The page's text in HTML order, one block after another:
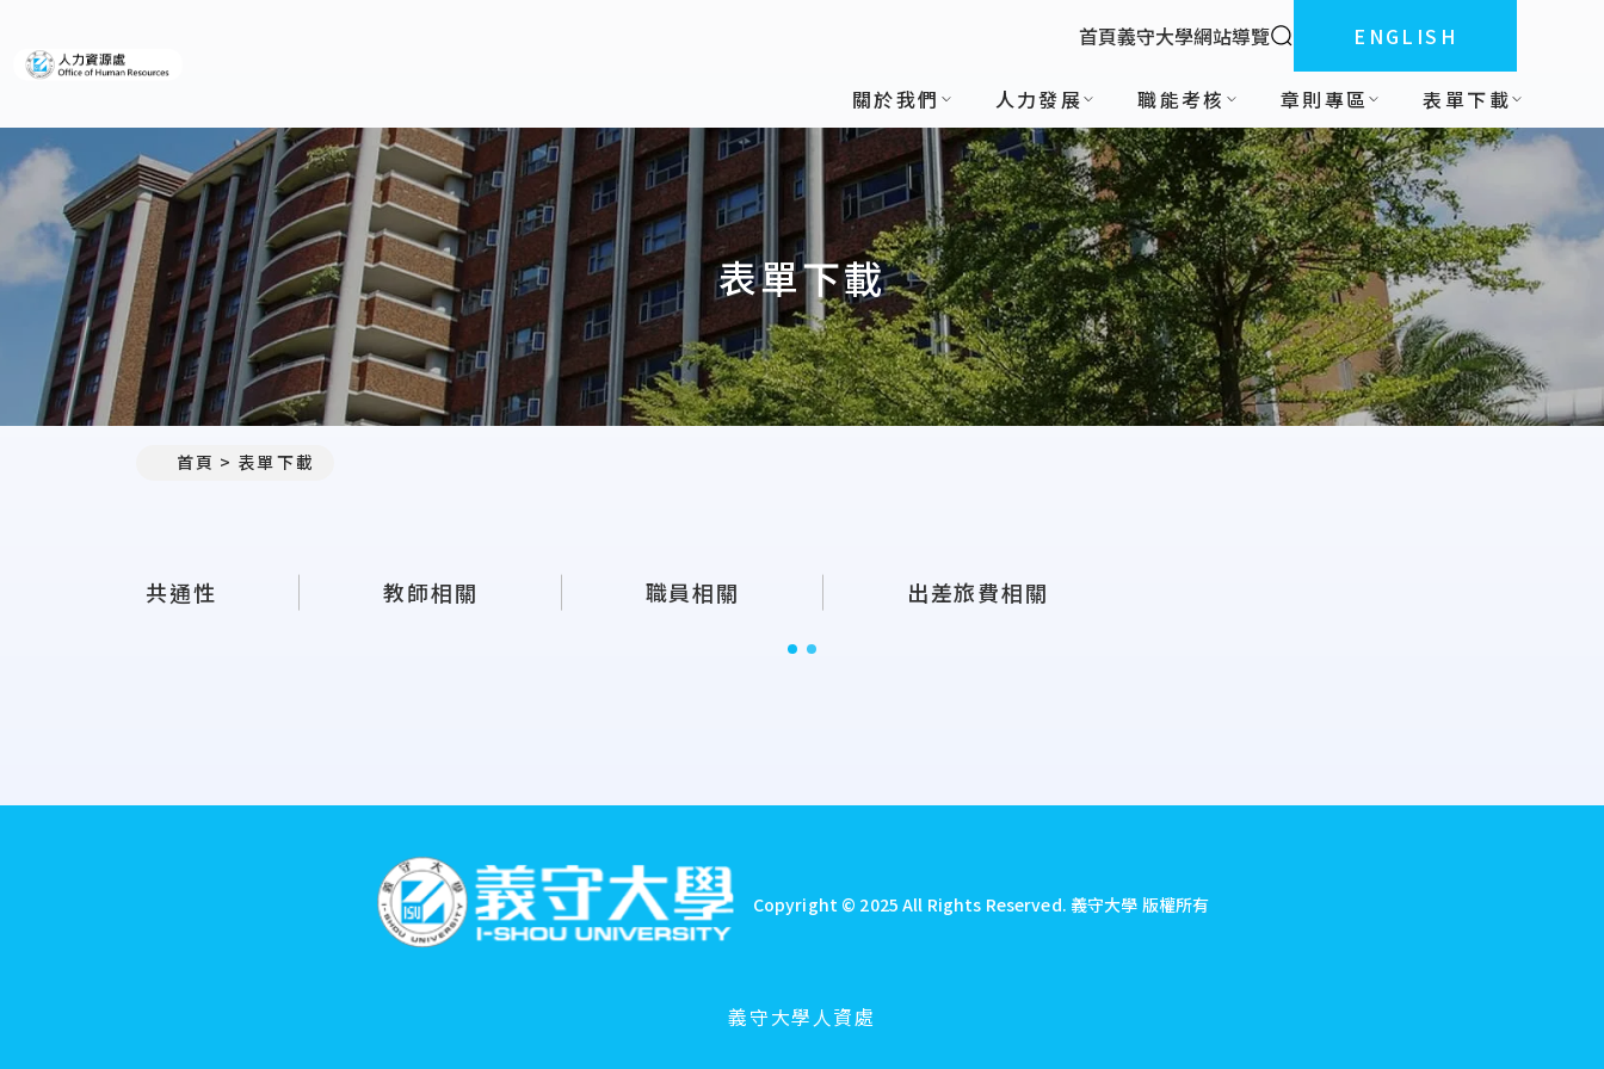
:::
首頁義守大學網站導覽 全站搜索ENGLISH
關於我們 人力發展 職能考核 章則專區 表單下載
表單下載
首頁 表單下載
共通性 教師相關 職員相關 出差旅費相關
Copyright © 2025 All Rights Reserved. 義守大學 版權所有
義守大學人資處